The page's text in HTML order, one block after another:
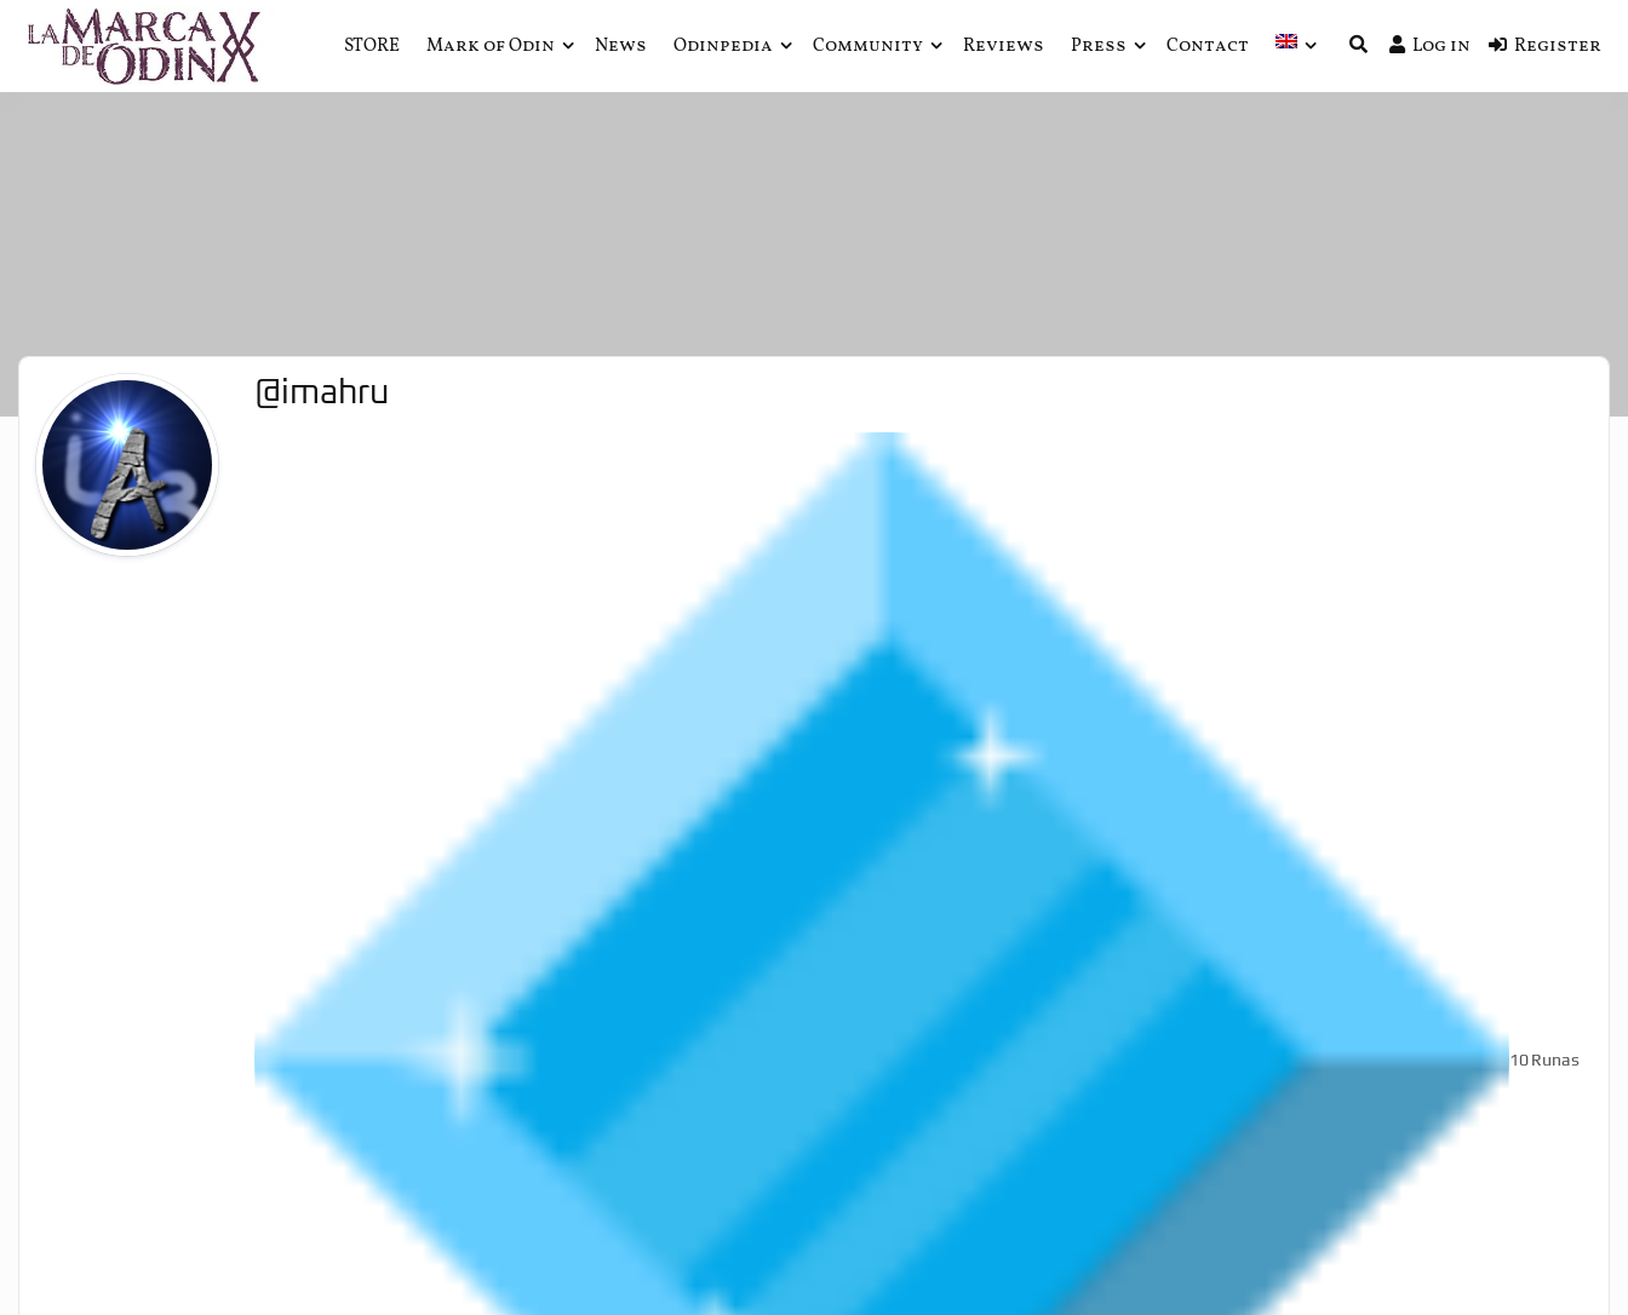
La Marca de Odín
La saga literaria transmedia que fusiona actualidad con mitología nórdica y ciencia ficción
STORE Mark of Odin News Odinpedia Community Reviews Press Contact Log in Register
@imahru
10Runas